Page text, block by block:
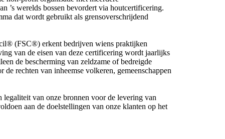
’s werelds bossen bevordert via houtcertificering.
dat wordt gebruikt als grensoverschrijdend
(FSC®) erkent bedrijven wiens praktijken
van de eisen van deze certificering wordt jaarlijks
de bescherming van zeldzame of bedreigde
rechten van inheemse volkeren, gemeenschappen
van onze bronnen voor de levering van
aan de doelstellingen van onze klanten op het